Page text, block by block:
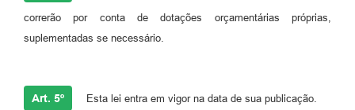
correrão por conta de dotações orçamentárias próprias,
suplementadas se necessário.
Art. 5º Esta lei entra em vigor na data de sua publicação.